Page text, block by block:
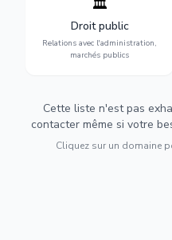
🏛️
Droit public
Relations avec l'administration,
marchés publics
Gestion de vos relations
avec l'administration :
marchés publics,
urbanisme et contentieux.
Cette liste n'est pas
contacter même si votre
Cliquez sur un domaine